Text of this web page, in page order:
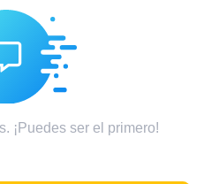
¡Puedes ser el primero!